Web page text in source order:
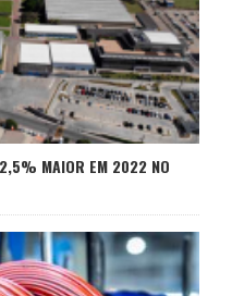
MAIOR EM 2022 NO